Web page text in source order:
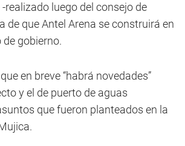
realizado luego del consejo de
de que Antel Arena se construirá en
gobierno.
en breve “habrá novedades”
y el de puerto de aguas
que fueron planteados en la